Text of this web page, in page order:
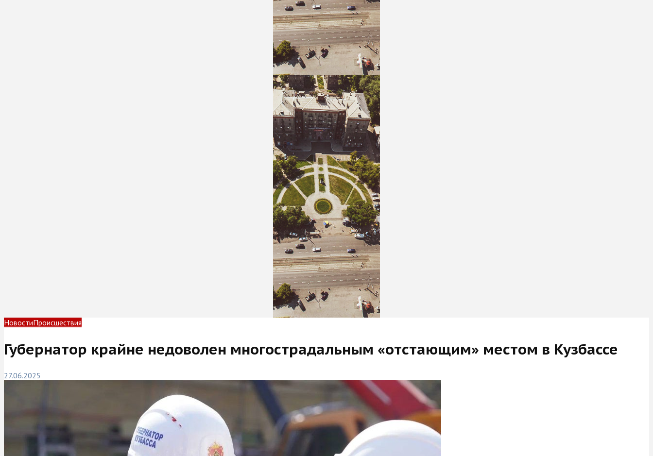
НовостиПроисшествия
Губернатор крайне недоволен многострадальным «отстающим» местом в Кузбассе
27.06.2025